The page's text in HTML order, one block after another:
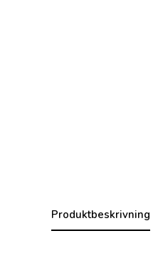
Produktbeskrivning